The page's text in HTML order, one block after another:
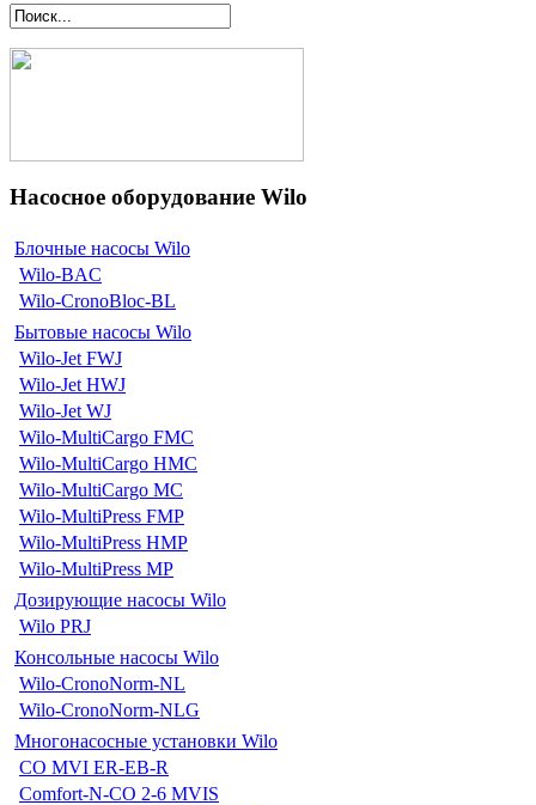
Насосное оборудование Wilo
Блочные насосы Wilo
Wilo-BAC
Wilo-CronoBloc-BL
Бытовые насосы Wilo
Wilo-Jet FWJ
Wilo-Jet HWJ
Wilo-Jet WJ
Wilo-MultiCargo FMC
Wilo-MultiCargo HMC
Wilo-MultiCargo MC
Wilo-MultiPress FMP
Wilo-MultiPress HMP
Wilo-MultiPress MP
Дозирующие насосы Wilo
Wilo PRJ
Консольные насосы Wilo
Wilo-CronoNorm-NL
Wilo-CronoNorm-NLG
Многонасосные установки Wilo
CO MVI ER-EB-R
Comfort-N-CO 2-6 MVIS